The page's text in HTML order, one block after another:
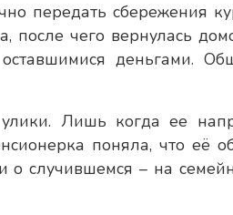
передать сбережения
после чего вернулась
деньгами.
Лишь когда ее
поняла, что её
о случившемся – на